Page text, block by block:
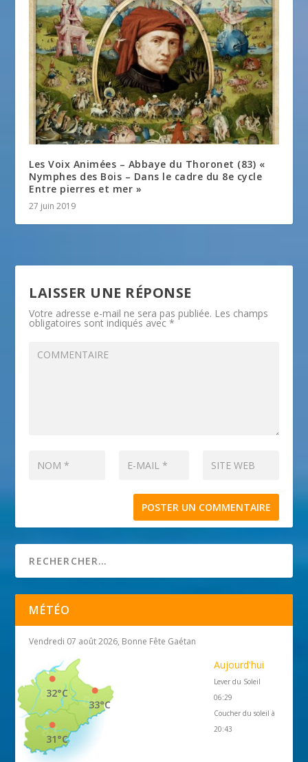
Les Voix Animées – Abbaye du Thoronet (83) «
Nymphes des Bois – Dans le cadre du 8e cycle
Entre pierres et mer »
27 juin 2019
LAISSER UNE RÉPONSE
Votre adresse e-mail ne sera pas publiée. Les champs
obligatoires sont indiqués avec*
MÉTÉO
Vendredi 07 août 2026, Bonne Fête Gaétan
33°C
32°C
31°C
Aujourd'hui
Lever du Soleil
06:29
Coucher du soleil à
20:43